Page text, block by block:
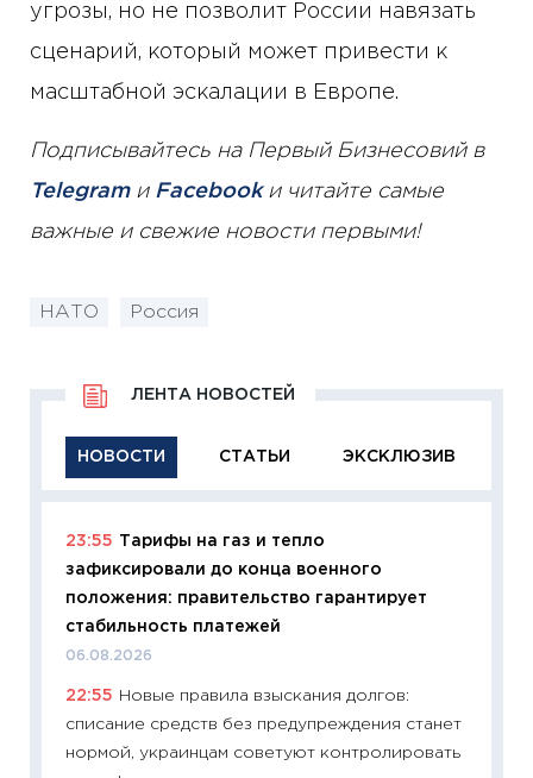
угрозы, но не позволит России навязать
сценарий, который может привести к
масштабной эскалации в Европе.
Подписывайтесь на Первый Бизнесовий в
Telegramи Facebookи читайте самые
важные и свежие новости первыми!
НАТО Россия
НОВОСТИ СТАТЬИ ЭКСКЛЮЗИВ
ЛЕНТА НОВОСТЕЙ
23:55
Тарифы на газ и тепло
зафиксировали до конца военного
положения: правительство гарантирует
стабильность платежей
06.08.2026
22:55
Новые правила взыскания долгов:
списание средств без предупреждения станет
нормой, украинцам советуют контролировать